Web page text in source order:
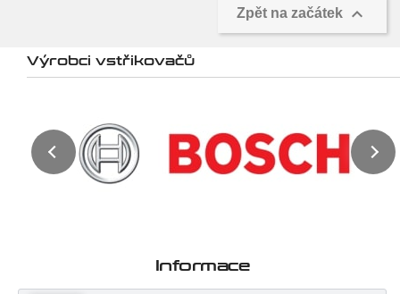
Zpět na začátek 
Výrobci vstřikovačů
Informace